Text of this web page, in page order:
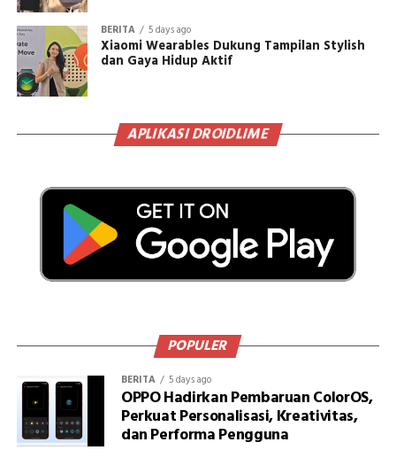
BERITA 5 days ago
Xiaomi Wearables Dukung Tampilan Stylish
dan Gaya Hidup Aktif
APLIKASI DROIDLIME
POPULER
BERITA 5 days ago
OPPO Hadirkan Pembaruan ColorOS,
Perkuat Personalisasi, Kreativitas,
dan Performa Pengguna